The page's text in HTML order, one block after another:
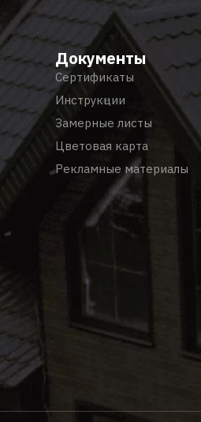
Документы
Сертификаты
Инструкции
Замерные листы
Цветовая карта
Рекламные материалы